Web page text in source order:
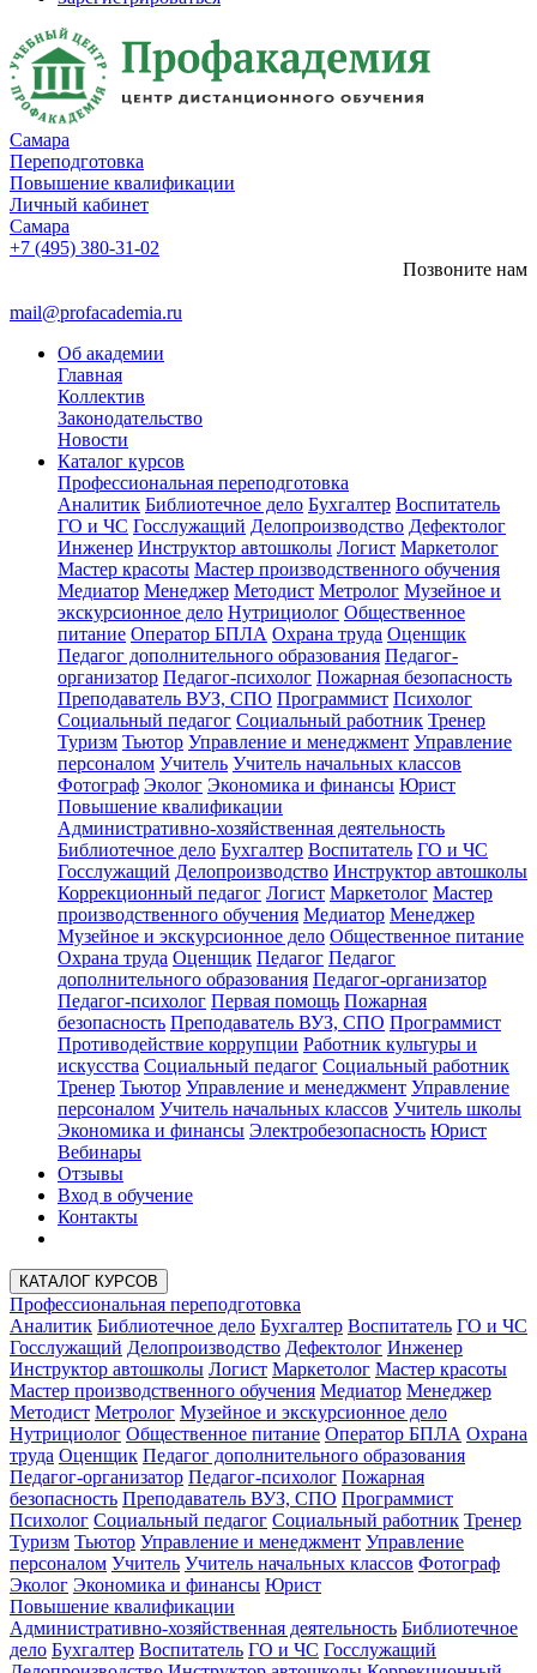
Самара
Переподготовка
Повышение квалификации
Личный кабинет
Самара
+7 (495) 380-31-02
Позвоните нам
mail@profacademia.ru
Об академии
Главная
Коллектив
Законодательство
Новости
Каталог курсов
Профессиональная переподготовка
Аналитик Библиотечное дело Бухгалтер Воспитатель
ГО и ЧС Госслужащий Делопроизводство Дефектолог
Инженер Инструктор автошколы Логист Маркетолог
Мастер красоты Мастер производственного обучения
Медиатор Менеджер Методист Метролог Музейное и
экскурсионное дело Нутрициолог Общественное
питание Оператор БПЛА Охрана труда Оценщик
Педагог дополнительного образования Педагог-
организатор Педагог-психолог Пожарная безопасность
Преподаватель ВУЗ, СПО Программист Психолог
Социальный педагог Социальный работник Тренер
Туризм Тьютор Управление и менеджмент Управление
персоналом Учитель Учитель начальных классов
Фотограф Эколог Экономика и финансы Юрист
Повышение квалификации
Административно-хозяйственная деятельность
Библиотечное дело Бухгалтер Воспитатель ГО и ЧС
Госслужащий Делопроизводство Инструктор автошколы
Коррекционный педагог Логист Маркетолог Мастер
производственного обучения Медиатор Менеджер
Музейное и экскурсионное дело Общественное питание
Охрана труда Оценщик Педагог Педагог
дополнительного образования Педагог-организатор
Педагог-психолог Первая помощь Пожарная
безопасность Преподаватель ВУЗ, СПО Программист
Противодействие коррупции Работник культуры и
искусства Социальный педагог Социальный работник
Тренер Тьютор Управление и менеджмент Управление
персоналом Учитель начальных классов Учитель школы
Экономика и финансы Электробезопасность Юрист
Вебинары
Отзывы
Вход в обучение
Контакты
КАТАЛОГ КУРСОВ
Профессиональная переподготовка
Аналитик Библиотечное дело Бухгалтер Воспитатель ГО и ЧС
Госслужащий Делопроизводство Дефектолог Инженер
Инструктор автошколы Логист Маркетолог Мастер красоты
Мастер производственного обучения Медиатор Менеджер
Методист Метролог Музейное и экскурсионное дело
Нутрициолог Общественное питание Оператор БПЛА Охрана
труда Оценщик Педагог дополнительного образования
Педагог-организатор Педагог-психолог Пожарная
безопасность Преподаватель ВУЗ, СПО Программист
Психолог Социальный педагог Социальный работник Тренер
Туризм Тьютор Управление и менеджмент Управление
персоналом Учитель Учитель начальных классов Фотограф
Эколог Экономика и финансы Юрист
Повышение квалификации
Административно-хозяйственная деятельность Библиотечное
дело Бухгалтер Воспитатель ГО и ЧС Госслужащий